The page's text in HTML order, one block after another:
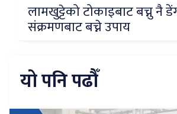
लामखुट्टेको टोकाइबाट बच्नु नै
संक्रमणबाट बच्ने उपाय
यो पनि पढौँ